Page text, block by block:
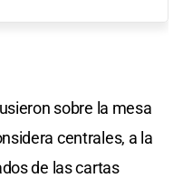
sobre la mesa
centrales, a la
de las cartas